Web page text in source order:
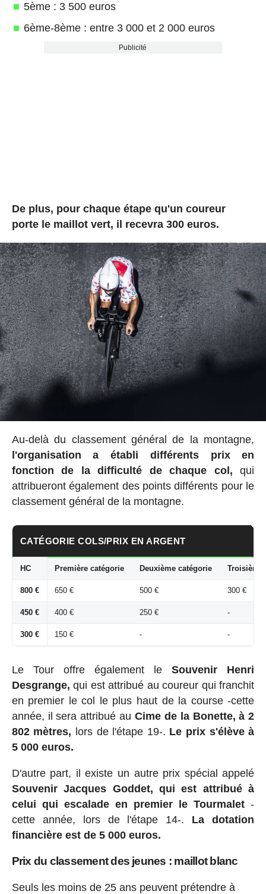
5ème : 3 500 euros
6ème-8ème : entre 3 000 et 2 000 euros
Publicité
De plus, pour chaque étape qu'un coureur
porte le maillot vert, il recevra 300 euros.
Au-delà du classement général de la montagne,
l'organisation a établi
différents prix en
fonction de la difficulté de chaque col, qui
attribueront également des points différents pour le
classement général de la montagne.
CATÉGORIE COLS/PRIX EN ARGENT
HC Première catégorie Deuxième catégorie Troisième
800 € 650 € 500 € 300 €
450 € 400 € 250 € -
300 € 150 € - -
Le Tour offre également leSouvenir Henri
Desgrange, qui est attribué au coureur qui franchit
en premier le col le plus haut de la course -cette
année, il sera attribué au Cime de la Bonette, à 2
802 mètres, lors de l'étape 19-. Le prix s'élève à
5 000 euros.
D'autre part, il existe un autre prix spécial appelé
Souvenir Jacques Goddet, qui est attribué à
celui qui escalade en premier le Tourmalet -
cette année, lors de l'étape 14-. La dotation
financière est de 5 000 euros.
Prix du classement des jeunes : maillot blanc
Seuls les moins de 25 ans peuvent prétendre à